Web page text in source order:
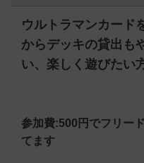
ウルトラマンカード
からデッキの貸出も
い、楽しく遊びたい
参加費:500円でフリー
てます